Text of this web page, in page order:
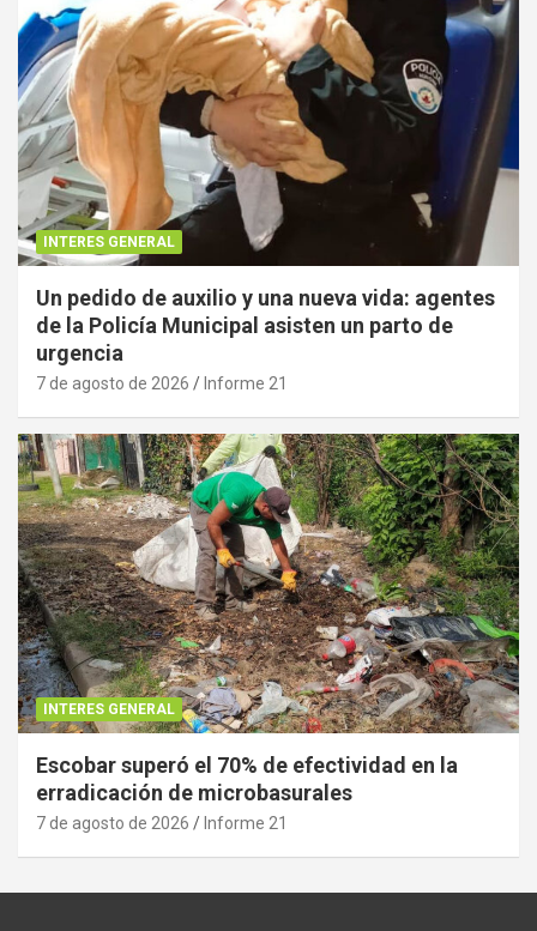
INTERES GENERAL
Un pedido de auxilio y una nueva vida: agentes
de la Policía Municipal asisten un parto de
urgencia
7 de agosto de 2026 Informe 21
INTERES GENERAL
Escobar superó el 70% de efectividad en la
erradicación de microbasurales
7 de agosto de 2026 Informe 21